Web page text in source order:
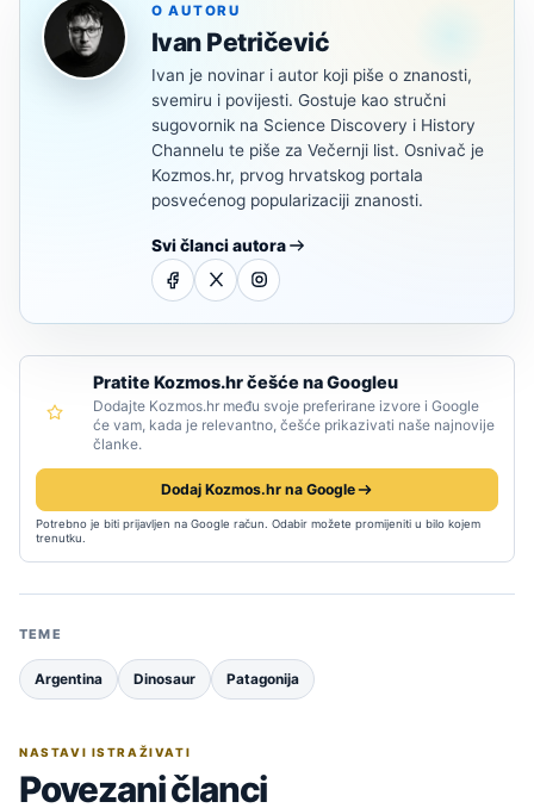
O AUTORU
Ivan Petričević
Ivan je novinar i autor koji piše o znanosti,
svemiru i povijesti. Gostuje kao stručni
sugovornik na Science Discovery i History
Channelu te piše za Večernji list. Osnivač je
Kozmos.hr, prvog hrvatskog portala
posvećenog popularizaciji znanosti.
Svi članci autora
Pratite Kozmos.hr češće na Googleu
Dodajte Kozmos.hr među svoje preferirane izvore i Google
će vam, kada je relevantno, češće prikazivati naše najnovije
članke.
Dodaj Kozmos.hr na Google
Potrebno je biti prijavljen na Google račun. Odabir možete promijeniti u bilo kojem
trenutku.
TEME
Argentina Dinosaur Patagonija
NASTAVI ISTRAŽIVATI
Povezani članci